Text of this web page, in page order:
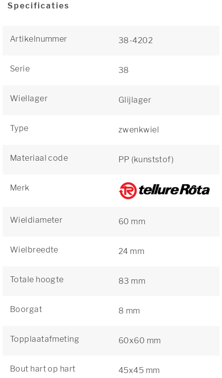
Specificaties
Artikelnummer 38-4202
Serie 38
Wiellager Glijlager
Type zwenkwiel
Materiaal code PP (kunststof)
Merk
Wieldiameter 60 mm
Wielbreedte 24 mm
Totale hoogte 83 mm
Boorgat 8 mm
Topplaatafmeting 60x60 mm
Bout hart op hart 45x45 mm